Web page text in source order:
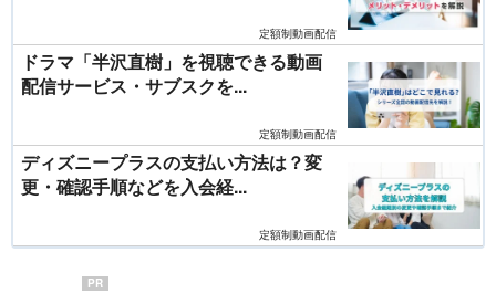
定額制動画配信
ドラマ「半沢直樹」を視聴できる動画
配信サービス・サブスクを...
定額制動画配信
ディズニープラスの支払い方法は？変
更・確認手順などを入会経...
定額制動画配信
PR